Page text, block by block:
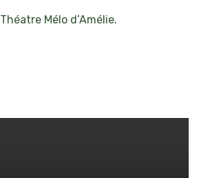
Théatre Mélo d’Amélie.